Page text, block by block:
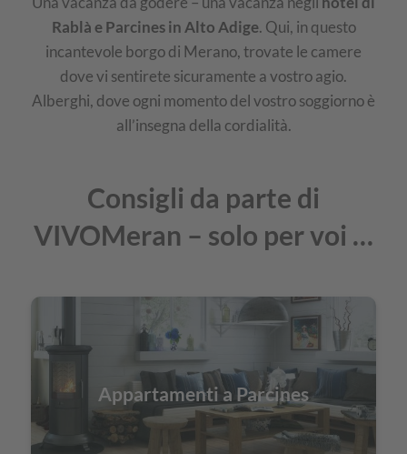
Rablà e Parcines in Alto Adige. Qui, in questo
incantevole borgo di Merano, trovate le camere
dove vi sentirete sicuramente a vostro agio.
Alberghi, dove ogni momento del vostro soggiorno è
all’insegna della cordialità.
Consigli da parte di
VIVOMeran – solo per voi …
Appartamenti a Parcines